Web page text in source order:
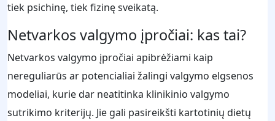
tiek psichinę, tiek fizinę sveikatą.
Netvarkos valgymo įpročiai: kas tai?
Netvarkos valgymo įpročiai apibrėžiami kaip
nereguliarūs ar potencialiai žalingi valgymo elgsenos
modeliai, kurie dar neatitinka klinikinio valgymo
sutrikimo kriterijų. Jie gali pasireikšti kartotinių dietų